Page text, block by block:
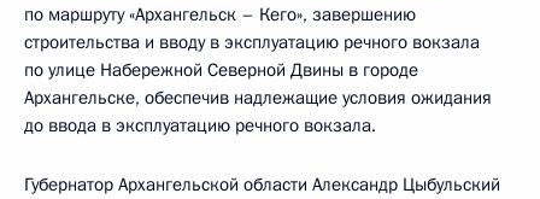
по маршруту «Архангельск – Кего», завершению
строительства и вводу в эксплуатацию речного вокзала
по улице Набережной Северной Двины в городе
Архангельске, обеспечив надлежащие условия ожидания
до ввода в эксплуатацию речного вокзала.
Губернатор Архангельской области Александр Цыбульский